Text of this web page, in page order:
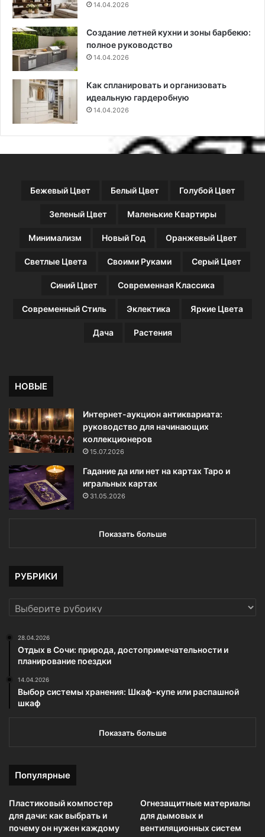
14.04.2026
Создание летней кухни и зоны барбекю:
полное руководство
14.04.2026
Как спланировать и организовать
идеальную гардеробную
14.04.2026
Бежевый Цвет Белый Цвет Голубой Цвет
Зеленый Цвет Маленькие Квартиры
Минимализм Новый Год Оранжевый Цвет
Светлые Цвета Своими Руками Серый Цвет
Синий Цвет Современная Классика
Современный Стиль Эклектика Яркие Цвета
Дача Растения
НОВЫЕ
Интернет-аукцион антиквариата:
руководство для начинающих
коллекционеров
15.07.2026
Гадание да или нет на картах Таро и
игральных картах
31.05.2026
Показать больше
РУБРИКИ
РУБРИКИ
28.04.2026
Отдых в Сочи: природа, достопримечательности и
планирование поездки
14.04.2026
Выбор системы хранения: Шкаф-купе или распашной
шкаф
Показать больше
Популярные
Пластиковый компостер
для дачи: как выбрать и
почему он нужен каждому
Огнезащитные материалы
для дымовых и
вентиляционных систем